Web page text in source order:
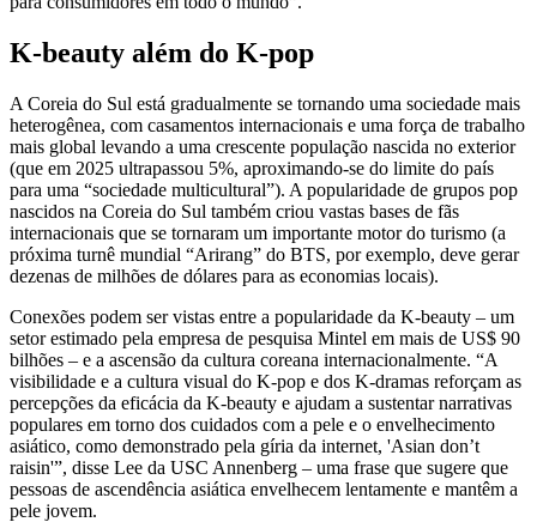
K-beauty além do K-pop
A Coreia do Sul está gradualmente se tornando uma sociedade mais
heterogênea, com casamentos internacionais e uma força de trabalho
mais global levando a uma crescente população nascida no exterior
(que em 2025 ultrapassou 5%, aproximando-se do limite do país
para uma “sociedade multicultural”). A popularidade de grupos pop
nascidos na Coreia do Sul também criou vastas bases de fãs
internacionais que se tornaram um importante motor do turismo (a
próxima turnê mundial “Arirang” do BTS, por exemplo, deve gerar
dezenas de milhões de dólares para as economias locais).
Conexões podem ser vistas entre a popularidade da K-beauty – um
setor estimado pela empresa de pesquisa Mintel em mais de US$ 90
bilhões – e a ascensão da cultura coreana internacionalmente. “A
visibilidade e a cultura visual do K-pop e dos K-dramas reforçam as
percepções da eficácia da K-beauty e ajudam a sustentar narrativas
populares em torno dos cuidados com a pele e o envelhecimento
asiático, como demonstrado pela gíria da internet, 'Asian don’t
raisin'”, disse Lee da USC Annenberg – uma frase que sugere que
pessoas de ascendência asiática envelhecem lentamente e mantêm a
pele jovem.